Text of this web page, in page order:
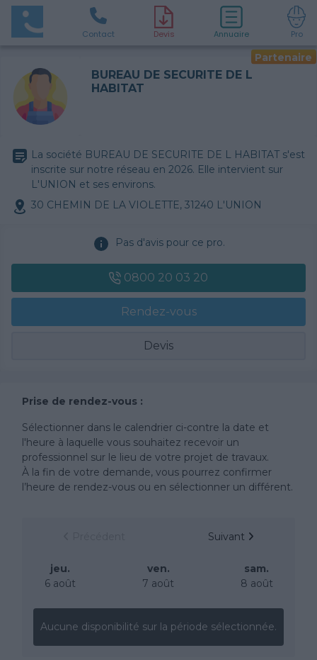
Contact Devis Annuaire Pro
Partenaire
BUREAU DE SECURITE DE L
HABITAT
La société BUREAU DE SECURITE DE L HABITAT s'est
inscrite sur notre réseau en 2026. Elle intervient sur
L'UNION et ses environs.
30 CHEMIN DE LA VIOLETTE, 31240 L'UNION
Pas d'avis pour ce pro.
0800 20 03 20
Rendez-vous
Devis
Prise de rendez-vous :
Sélectionner dans le calendrier ci-contre la date et
l'heure à laquelle vous souhaitez recevoir un
professionnel sur le lieu de votre projet de travaux.
À la fin de votre demande, vous pourrez confirmer
l’heure de rendez-vous ou en sélectionner un différent.
Suivant
jeu.
6 août
ven.
7 août
sam.
8 août
Aucune disponibilité sur la période sélectionnée.